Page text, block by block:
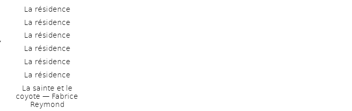
La résidence
La résidence
La résidence
La résidence
La résidence
La résidence
La sainte et le
coyote — Fabrice
Reymond